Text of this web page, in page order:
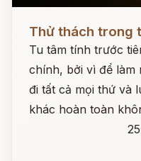
Thử thách trong
Tu tâm tính trước
chính, bởi vì để làm
đi tất cả mọi thứ và
khác hoàn toàn